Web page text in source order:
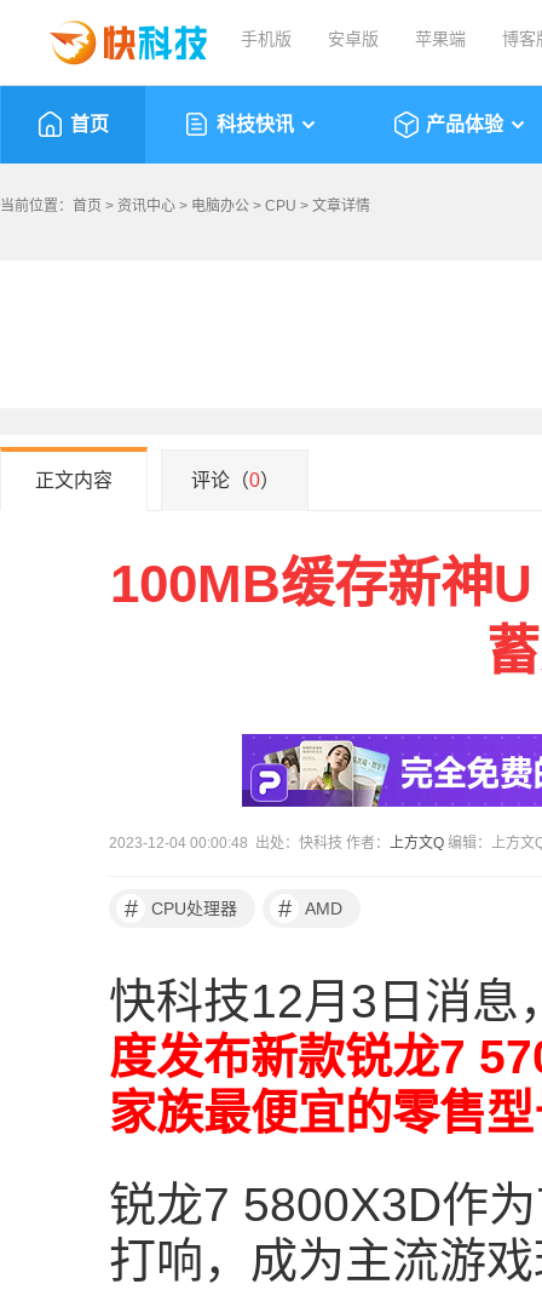
手机版 安卓版 苹果端 博客
首页 科技快讯 产品体验
当前位置： 首页 > 资讯中心 > 电脑办公 > CPU > 文章详情
正文内容 评论（0）
100MB缓存新神
2023-12-04 00:00:48 出处：快科技 作者： 上方文Q 编辑：上方文
# CPU处理器 # AMD
快科技12月3日消息
度发布新款锐龙7
家族最便宜的零售
锐龙7 5800X3D作
打响，成为主流游